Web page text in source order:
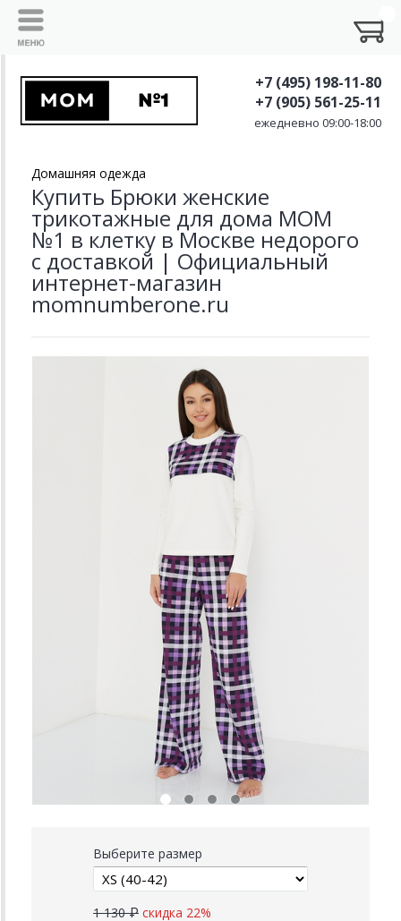
+7 (495) 198-11-80
+7 (905) 561-25-11
ежедневно 09:00-18:00
Домашняя одежда
Купить Брюки женские
трикотажные для дома MOM
№1 в клетку в Москве недорого
с доставкой | Официальный
интернет-магазин
momnumberone.ru
Выберите размер
1 130 ₽ скидка 22%